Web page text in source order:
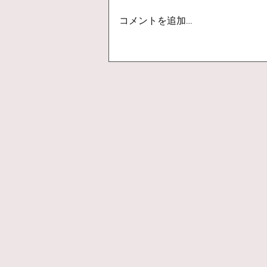
イサキのカルパッチョ【スイ
コメントを追加…